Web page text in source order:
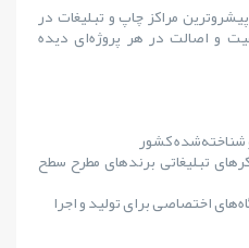
مراکز چاپ و تبلیغات در
و اصالت در هر پروژه‌ای دیده
شناخته‌شده کشور
تبلیغاتی برندهای مطرح سطح
اختصاصی برای تولید و اجرا